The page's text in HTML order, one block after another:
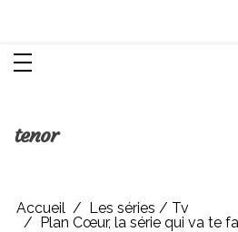
tenor
Accueil
Les séries / Tv
Plan Cœur, la série qui va te